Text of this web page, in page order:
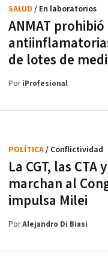
ANMAT
de lotes de
SALUD / En laboratorios
PoriProfesional
La CGT, las
marchan al
impulsa Milei
POLÍTICA/ Conflictividad
PorAlejandro Di Biasi